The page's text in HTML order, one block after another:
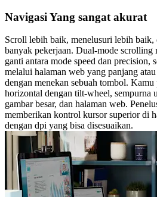
Navigasi Yang sangat akurat
Scroll lebih baik, menelusuri lebih baik,
banyak pekerjaan. Dual-mode
ganti antara mode speed dan precision,
melalui halaman web yang panjang
dengan menekan sebuah tombol. Kamu
horizontal dengan tilt-wheel, sempurna
gambar besar, dan halaman web.
memberikan kontrol kursor superior di
dengan dpi yang bisa disesuaikan.